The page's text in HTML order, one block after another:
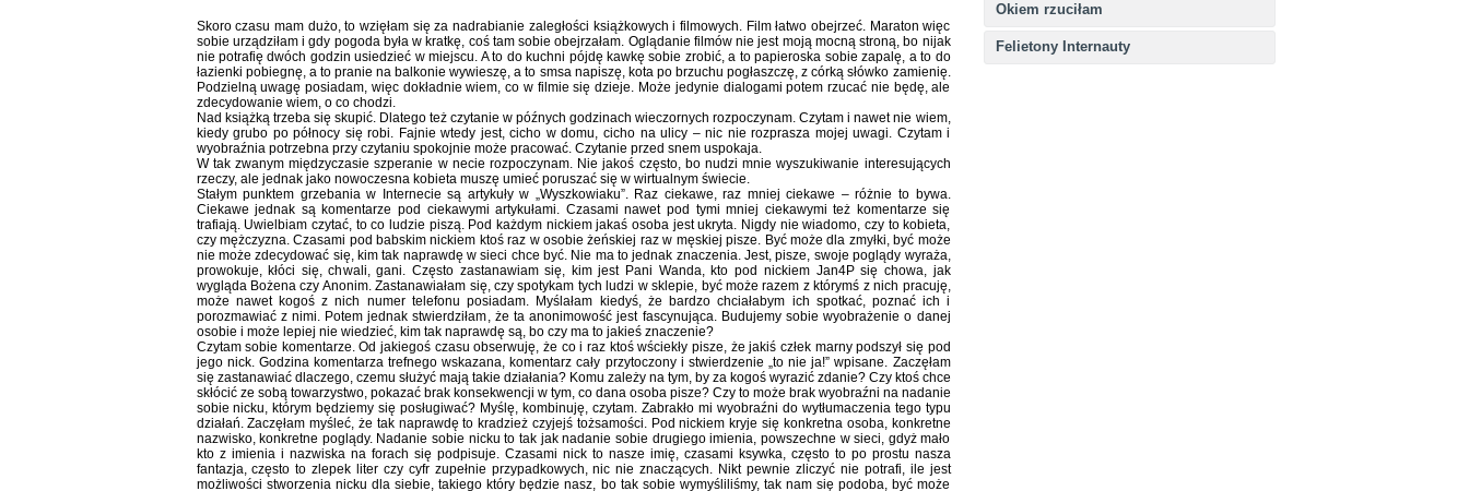
Okiem rzuciłam
Felietony Internauty
Skoro czasu mam dużo, to wzięłam się za nadrabianie zaległości książkowych i filmowych. Film łatwo obejrzeć. Maraton więc
sobie urządziłam i gdy pogoda była w kratkę, coś tam sobie obejrzałam. Oglądanie filmów nie jest moją mocną stroną, bo nijak
nie potrafię dwóch godzin usiedzieć w miejscu. A to do kuchni pójdę kawkę sobie zrobić, a to papieroska sobie zapalę, a to do
łazienki pobiegnę, a to pranie na balkonie wywieszę, a to smsa napiszę, kota po brzuchu pogłaszczę, z córką słówko zamienię.
Podzielną uwagę posiadam, więc dokładnie wiem, co w filmie się dzieje. Może jedynie dialogami potem rzucać nie będę, ale
zdecydowanie wiem, o co chodzi.
Nad książką trzeba się skupić. Dlatego też czytanie w późnych godzinach wieczornych rozpoczynam. Czytam i nawet nie wiem,
kiedy grubo po północy się robi. Fajnie wtedy jest, cicho w domu, cicho na ulicy – nic nie rozprasza mojej uwagi. Czytam i
wyobraźnia potrzebna przy czytaniu spokojnie może pracować. Czytanie przed snem uspokaja.
W tak zwanym międzyczasie szperanie w necie rozpoczynam. Nie jakoś często, bo nudzi mnie wyszukiwanie interesujących
rzeczy, ale jednak jako nowoczesna kobieta muszę umieć poruszać się w wirtualnym świecie.
Stałym punktem grzebania w Internecie są artykuły w „Wyszkowiaku”. Raz ciekawe, raz mniej ciekawe – różnie to bywa.
Ciekawe jednak są komentarze pod ciekawymi artykułami. Czasami nawet pod tymi mniej ciekawymi też komentarze się
trafiają. Uwielbiam czytać, to co ludzie piszą. Pod każdym nickiem jakaś osoba jest ukryta. Nigdy nie wiadomo, czy to kobieta,
czy mężczyzna. Czasami pod babskim nickiem ktoś raz w osobie żeńskiej raz w męskiej pisze. Być może dla zmyłki, być może
nie może zdecydować się, kim tak naprawdę w sieci chce być. Nie ma to jednak znaczenia. Jest, pisze, swoje poglądy wyraża,
prowokuje, kłóci się, chwali, gani. Często zastanawiam się, kim jest Pani Wanda, kto pod nickiem Jan4P się chowa, jak
wygląda Bożena czy Anonim. Zastanawiałam się, czy spotykam tych ludzi w sklepie, być może razem z którymś z nich pracuję,
może nawet kogoś z nich numer telefonu posiadam. Myślałam kiedyś, że bardzo chciałabym ich spotkać, poznać ich i
porozmawiać z nimi. Potem jednak stwierdziłam, że ta anonimowość jest fascynująca. Budujemy sobie wyobrażenie o danej
osobie i może lepiej nie wiedzieć, kim tak naprawdę są, bo czy ma to jakieś znaczenie?
Czytam sobie komentarze. Od jakiegoś czasu obserwuję, że co i raz ktoś wściekły pisze, że jakiś człek marny podszył się pod
jego nick. Godzina komentarza trefnego wskazana, komentarz cały przytoczony i stwierdzenie „to nie ja!” wpisane. Zaczęłam
się zastanawiać dlaczego, czemu służyć mają takie działania? Komu zależy na tym, by za kogoś wyrazić zdanie? Czy ktoś chce
skłócić ze sobą towarzystwo, pokazać brak konsekwencji w tym, co dana osoba pisze? Czy to może brak wyobraźni na nadanie
sobie nicku, którym będziemy się posługiwać? Myślę, kombinuję, czytam. Zabrakło mi wyobraźni do wytłumaczenia tego typu
działań. Zaczęłam myśleć, że tak naprawdę to kradzież czyjejś tożsamości. Pod nickiem kryje się konkretna osoba, konkretne
nazwisko, konkretne poglądy. Nadanie sobie nicku to tak jak nadanie sobie drugiego imienia, powszechne w sieci, gdyż mało
kto z imienia i nazwiska na forach się podpisuje. Czasami nick to nasze imię, czasami ksywka, często to po prostu nasza
fantazja, często to zlepek liter czy cyfr zupełnie przypadkowych, nic nie znaczących. Nikt pewnie zliczyć nie potrafi, ile jest
możliwości stworzenia nicku dla siebie, takiego który będzie nasz, bo tak sobie wymyśliliśmy, tak nam się podoba, być może